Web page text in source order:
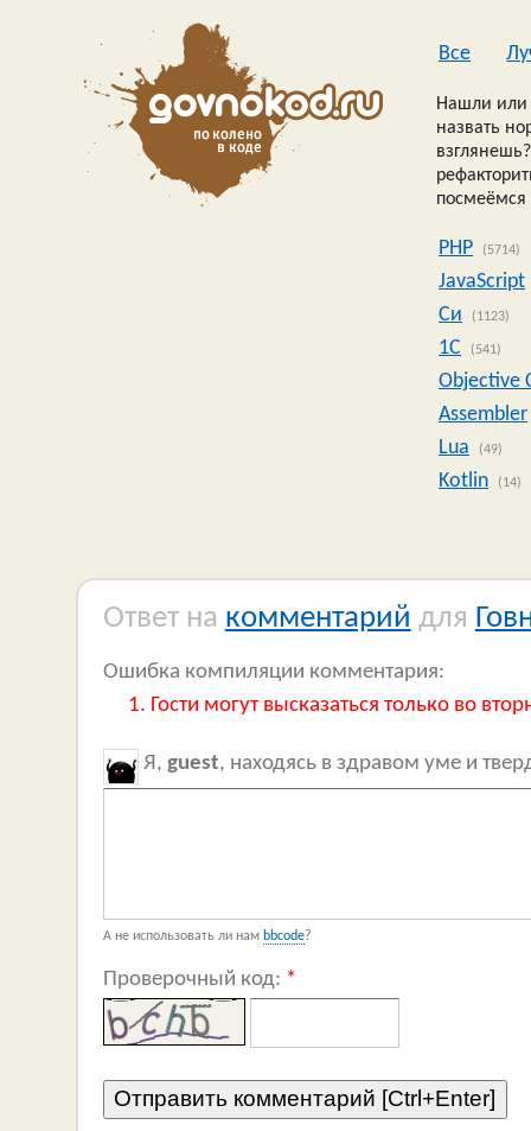
Все
Нашли или
назвать
посмеёмся
PHP (5714)
JavaScript
Си
(1123)
1C (541)
Objective
Assembler
Lua
(49)
Kotlin (14)
Ответ на комментарий для
Ошибка компиляции комментария:
Гости могут высказаться только во
Я, guest, находясь в здравом уме и
А не использовать ли нам bbcode?
Проверочный код: *